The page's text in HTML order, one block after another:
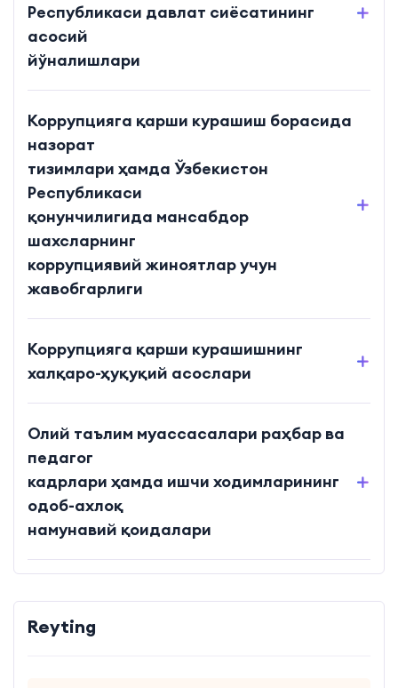
Республикаси давлат сиёсатининг
асосий
йўналишлари
Коррупцияга қарши курашиш борасида
назорат
тизимлари ҳамда Ўзбекистон
Республикаси
қонунчилигида мансабдор
шахсларнинг
коррупциявий жиноятлар учун
жавобгарлиги
Коррупцияга қарши курашишнинг
халқаро-ҳуқуқий асослари
Олий таълим муассасалари раҳбар ва
педагог
кадрлари ҳамда ишчи ходимларининг
одоб-ахлоқ
намунавий қоидалари
Reyting